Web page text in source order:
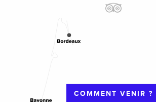
COMMENT VENIR ?